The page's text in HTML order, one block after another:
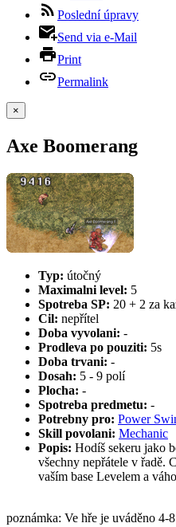
Poslední úpravy
Send via e-Mail
Print
Permalink
×
Axe Boomerang
Typ: útočný
Maximalni level: 5
Spotreba SP: 20 + 2 za
Cil: nepřítel
Doba vyvolani: -
Prodleva po pouziti: 5s
Doba trvani: -
Dosah: 5 - 9 polí
Plocha: -
Spotreba predmetu: -
Potrebny pro: Power
Skill povolani: Mechanic
Popis: Hodíš sekeru jako
všechny nepřátele v řadě.
vaším base Levelem a
poznámka: Ve hře je uváděno 4-